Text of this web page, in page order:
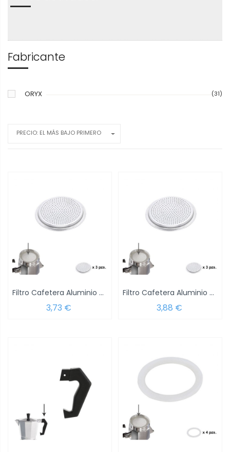
Fabricante
ORYX (31)
PRECIO: EL MÁS BAJO PRIMERO
Filtro Cafetera Aluminio Classic /...
3,73 €
Filtro Cafetera Aluminio Classic /...
3,88 €